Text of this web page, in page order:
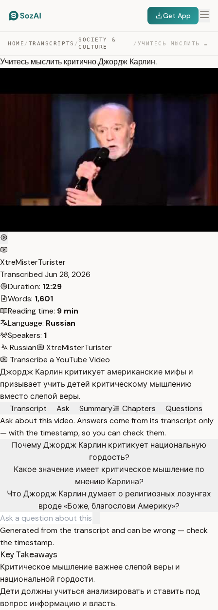
Get App
HOME / TRANSCRIPTS /
SOCIETY &
CULTURE
/ УЧИТЕСЬ МЫСЛИТЬ КРИТИЧНО.ДЖОРДЖ КАРЛИН. — TRANSCRIPT
Учитесь мыслить критично.Джордж Карлин.
XtreMisterTurister
Transcribed Jun 28, 2026
Duration: 12:29
Words: 1,601
Reading time: 9 min
Language: Russian
Speakers: 1
Russian
XtreMisterTurister
Transcribe a YouTube Video
Джордж Карлин критикует американские мифы и
призывает учить детей критическому мышлению
вместо слепой веры.
Transcript
Ask Summary Chapters
Questions
Ask about this video. Answers come from its transcript only
— with the timestamp, so you can check them.
Почему Джордж Карлин критикует национальную
гордость?
Какое значение имеет критическое мышление по
мнению Карлина?
Что Джордж Карлин думает о религиозных лозунгах
вроде «Боже, благослови Америку»?
Generated from the transcript and can be wrong — check
the timestamp.
Key Takeaways
Критическое мышление важнее слепой веры и
национальной гордости.
Дети должны учиться анализировать и ставить под
вопрос информацию и власть.